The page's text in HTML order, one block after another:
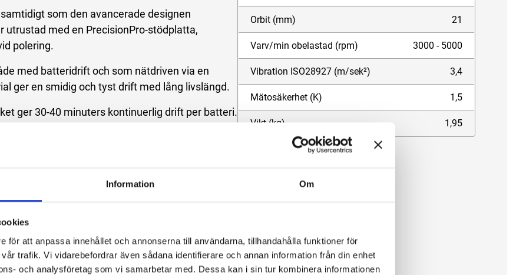
Information Om
för att anpassa innehållet och annonserna till användarna, tillhandahålla funktioner för
trafik. Vi vidarebefordrar även sådana identifierare och annan information från din enhet
och analysföretag som vi samarbetar med. Dessa kan i sin tur kombinera informationen
som den avancerade designen
med en PrecisionPro-stödplatta,
polering.
med batteridrift och som nätdriven via en
ger en smidig och tyst drift med lång livslängd.
ger 30-40 minuters kontinuerlig drift per batteri.
ett batteri fullt på 50-55 minuter, vilket
att ge en säker, kall och hologramfri polering
tillsammans med Rupes polertrissor och
tidseffektivt resultat – ett tryggt val både för
och professionell finish.
Orbit (mm) 21
Varv/min obelastad (rpm) 3000 - 5000
Vibration ISO28927 (m/sek²) 3,4
Mätosäkerhet (K) 1,5
Vikt (kg) 1,95